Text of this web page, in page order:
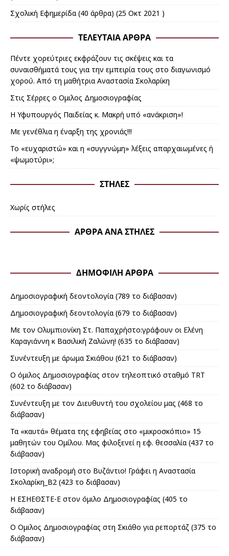
Σχολική Εφημερίδα (40 άρθρα) (25 Οκτ 2021 )
ΤΕΛΕΥΤΑΊΑ ΆΡΘΡΑ
Πέντε χορεύτριες εκφράζουν τις σκέψεις και τα
συναισθήματά τους για την εμπειρία τους στο διαγωνισμό
χορού. Από τη μαθήτρια Αναστασία Σκολαρίκη
Στις Σέρρες ο Ομιλος Δημοσιογραφίας
Η Υφυπουργός Παιδείας κ. Μακρή υπό «ανάκριση»!
Με γενέθλια η έναρξη της χρονιάς!!!
Το «ευχαριστώ» και η «συγγνώμη» λέξεις απαρχαιωμένες ή
«ψωμοτύρι»;
ΣΤΉΛΕΣ
Χωρίς στήλες
ΆΡΘΡΑ ΑΝΆ ΣΤΉΛΕΣ
ΔΗΜΟΦΙΛΉ ΆΡΘΡΑ
Δημοσιογραφική δεοντολογία (789 το διάβασαν)
Δημοσιογραφική δεοντολογία (679 το διάβασαν)
Με τον Ολυμπιονίκη Στ. Παπαχρήστο:γράφουν οι Ελένη
Καραγιάννη κ Βασιλική Ζαλώνη! (635 το διάβασαν)
Συνέντευξη με άρωμα Σκιάθου (621 το διάβασαν)
Ο όμιλος Δημοσιογραφίας στον τηλεoπτικό σταθμό TRT
(602 το διάβασαν)
Συνέντευξη με τον Διευθυντή του σχολείου μας (468 το
διάβασαν)
Τα «καυτά» θέματα της εφηβείας στο «μικροσκόπιο» 15
μαθητών του Ομίλου. Μας φιλοξενεί η εφ. θεσσαλία (437 το
διάβασαν)
Ιστορική αναδρομή στο Βυζάντιο! Γράφει η Αναστασία
Σκολαρίκη_Β2 (423 το διάβασαν)
Η ΕΣΗΕΘΣΤΕ-Ε στον όμιλο Δημοσιογραφίας (405 το
διάβασαν)
Ο Ομιλος Δημοσιογραφίας στη Σκιάθο για ρεπορτάζ (375 το
διάβασαν)